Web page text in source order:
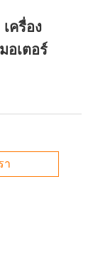
ครื่อง
อเตอร์
า